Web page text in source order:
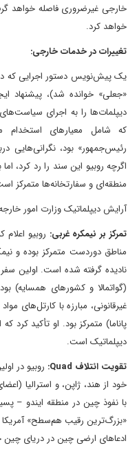
خارجی غیرضروری فاصله خواهد
خواهد کرد.
تغییرات در خدمات خارجی:
«جعلی» خوانده شد)، پیشنهاد
دیپلمات‌ها را به اجرای
که شامل معیارهای استخدام
رئیس‌جمهور» بود، نگرانی‌هایی
اگرچه روبیو این سند را رد کرد،
منطقه‌ای و سفارتخانه‌ها متمرکز
آرایش دیپلماتیک وزارت امور
تمرکز بر نیمکره غربی: روبیو
مناطق دوردست متمرکز بوده و
(گواتمالا و کشورهای همسایه)
غیرقانونی، مبارزه با کارتل‌های
پاناما) متمرکز بود. او تأکید کرد
دیپلماتیک است.
تقویت ائتلاف Quad:
«بزرگ‌ترین رقیب هم‌سطح» آمریکا
ادعاهای ارضی چین در دریای چین